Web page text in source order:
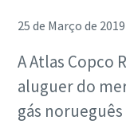
25 de Março de 2019
A Atlas Copco
aluguer do
gás